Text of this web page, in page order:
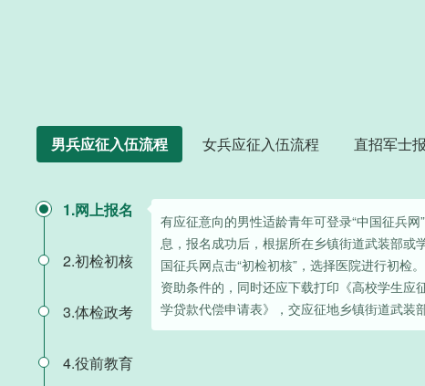
男兵应征入伍流程 女兵应征入伍流程 直招军士
1.网上报名
有应征意向的男性适龄青年可登录“中国征兵网
息，报名成功后，根据所在乡镇街道武装部或
国征兵网点击“初检初核”，选择医院进行初检
资助条件的，同时还应下载打印《高校学生应
学贷款代偿申请表》，交应征地乡镇街道武装
2.初检初核
3.体检政考
4.役前教育